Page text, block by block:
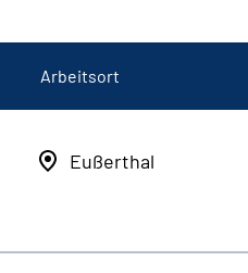
Arbeitsort
Eußerthal